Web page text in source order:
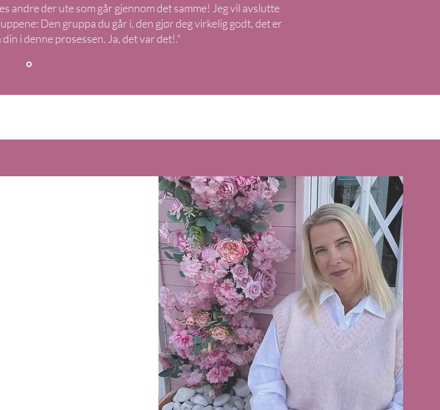
andre der ute som går gjennom det samme! Jeg vil avslutte
Den gruppa du går i, den gjør deg virkelig godt, det er
i denne prosessen. Ja, det var det!."